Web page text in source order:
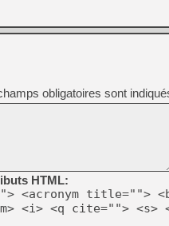
obligatoires sont
HTML:
title="">
<i> <q cite=""> <s>